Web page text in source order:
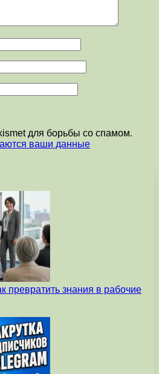
для борьбы со спамом.
ваши данные
превратить знания в рабочие